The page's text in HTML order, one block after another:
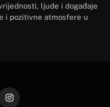
ljude i događaje
i pozitivne atmosfere u
Instagram